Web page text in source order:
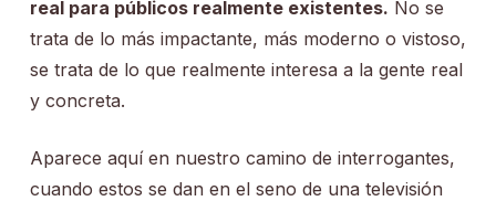
real para públicos realmente existentes. No se
trata de lo más impactante, más moderno o vistoso,
se trata de lo que realmente interesa a la gente real
y concreta.
Aparece aquí en nuestro camino de interrogantes,
cuando estos se dan en el seno de una televisión